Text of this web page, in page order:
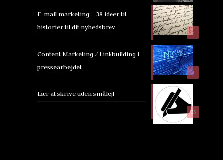
3
E-mail marketing – 38 ideer til
historier til dit nyhedsbrev
4
Content Marketing / Linkbuilding i
pressearbejdet
35
Lær at skrive uden småfejl